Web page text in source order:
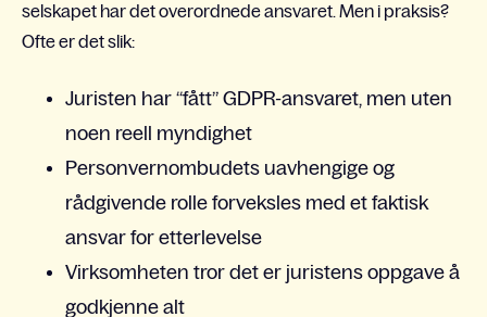
selskapet har det overordnede ansvaret. Men i praksis?
Ofte er det slik:
Juristen har “fått” GDPR-ansvaret, men uten
noen reell myndighet
Personvernombudets uavhengige og
rådgivende rolle forveksles med et faktisk
ansvar for etterlevelse
Virksomheten tror det er juristens oppgave å
godkjenne alt